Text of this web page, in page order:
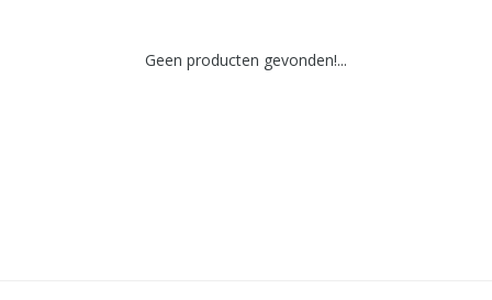
Geen producten gevonden!...